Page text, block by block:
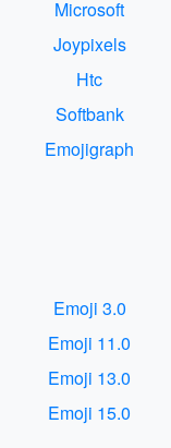
Microsoft
Joypixels
Htc
Softbank
Emojigraph
Emoji 3.0
Emoji 11.0
Emoji 13.0
Emoji 15.0